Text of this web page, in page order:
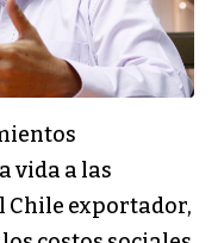
vida a las
Chile exportador,